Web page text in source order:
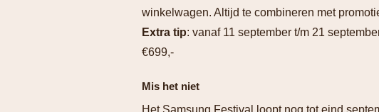
winkelwagen. Altijd te combineren met
Extra tip: vanaf 11 september t/m 21
€699,-
Mis het niet